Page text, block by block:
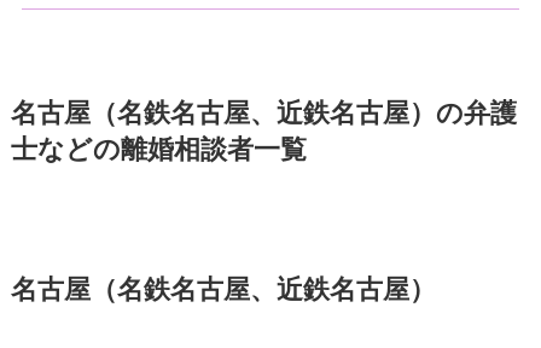
名古屋（名鉄名古屋、近鉄名古屋）の弁護
士などの離婚相談者一覧
名古屋（名鉄名古屋、近鉄名古屋）